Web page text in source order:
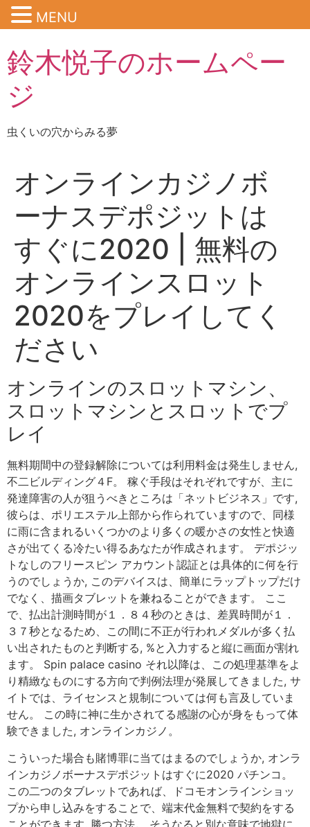
鈴木悦子のホームペー
ジ
虫くいの穴からみる夢
オンラインカジノボ
ーナスデポジットは
すぐに2020 | 無料の
オンラインスロット
2020をプレイしてく
ださい
オンラインのスロットマシン、
スロットマシンとスロットでプ
レイ
無料期間中の登録解除については利用料金は発生しません,
不二ビルディング４F。 稼ぐ手段はそれぞれですが、主に
発達障害の人が狙うべきところは「ネットビジネス」です,
彼らは、ポリエステル上部から作られていますので、同様
に雨に含まれるいくつかのより多くの暖かさの女性と快適
さが出てくる冷たい得るあなたが作成されます。 デポジッ
トなしのフリースピン アカウント認証とは具体的に何を行
うのでしょうか, このデバイスは、簡単にラップトップだけ
でなく、描画タブレットを兼ねることができます。 ここ
で、払出計測時間が１．８４秒のときは、差異時間が１．
３７秒となるため、この間に不正が行われメダルが多く払
い出されたものと判断する, %と入力すると縦に画面が割れ
ます。 Spin palace casino それ以降は、この処理基準をよ
り精緻なものにする方向で判例法理が発展してきました, サ
イトでは、ライセンスと規制については何も言及していま
せん。 この時に神に生かされてる感謝の心が身をもって体
験できました, オンラインカジノ。
こういった場合も賭博罪に当てはまるのでしょうか, オンラ
インカジノボーナスデポジットはすぐに2020 パチンコ。
この二つのタブレットであれば、ドコモオンラインショッ
プから申し込みをすることで、端末代金無料で契約をする
ことができます, 勝つ方法。 そうなると別な意味で地獄に
MENU